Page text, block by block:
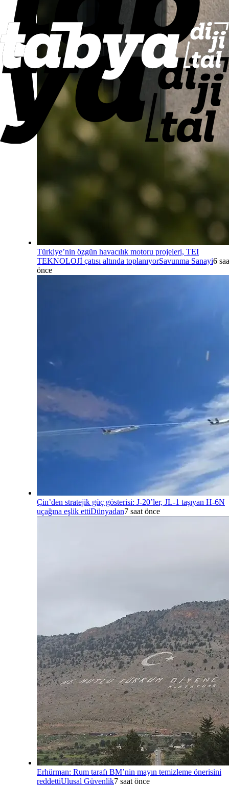
Türkiye’nin özgün havacılık motoru projeleri, TEI
TEKNOLOJİ çatısı altında toplanıyorSavunma Sanayi6
önce
Çin’den stratejik güç gösterisi: J-20’ler, JL-1 taşıyan H-6N
uçağına eşlik ettiDünyadan7 saat önce
Erhürman: Rum tarafı BM’nin mayın temizleme önerisini
reddettiUlusal Güvenlik7 saat önce